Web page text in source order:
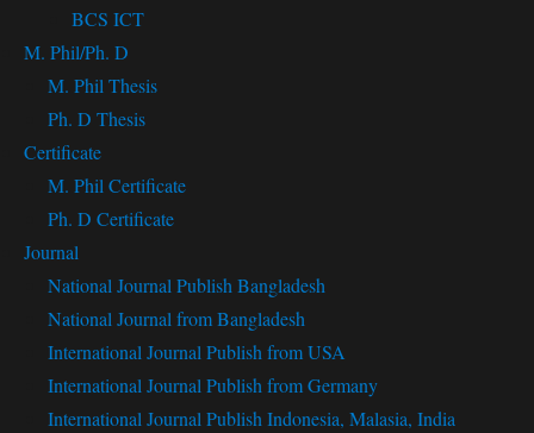
BCS ICT
M. Phil/Ph. D
M. Phil Thesis
Ph. D Thesis
Certificate
M. Phil Certificate
Ph. D Certificate
Journal
National Journal Publish Bangladesh
National Journal from Bangladesh
International Journal Publish from USA
International Journal Publish from Germany
International Journal Publish Indonesia, Malasia, India